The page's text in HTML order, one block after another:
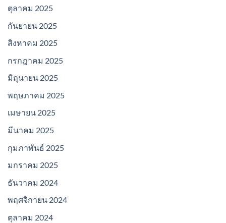
ตุลาคม 2025
กันยายน 2025
สิงหาคม 2025
กรกฎาคม 2025
มิถุนายน 2025
พฤษภาคม 2025
เมษายน 2025
มีนาคม 2025
กุมภาพันธ์ 2025
มกราคม 2025
ธันวาคม 2024
พฤศจิกายน 2024
ตุลาคม 2024